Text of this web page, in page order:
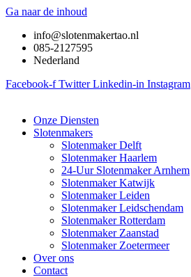
Ga naar de inhoud
info@slotenmakertao.nl
085-2127595
Nederland
Facebook-f Twitter Linkedin-in Instagram
Onze Diensten
Slotenmakers
Slotenmaker Delft
Slotenmaker Haarlem
24-Uur Slotenmaker Arnhem
Slotenmaker Katwijk
Slotenmaker Leiden
Slotenmaker Leidschendam
Slotenmaker Rotterdam
Slotenmaker Zaanstad
Slotenmaker Zoetermeer
Over ons
Contact